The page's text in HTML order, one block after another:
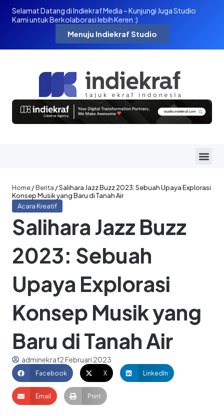
Selamat Datang di Indiekraf Media – Kunjungi Juga Studio
Kami untuk Berkolaborasi lebih Keren :)
Menuju Indiekraf Studio
Home/Berita /Salihara Jazz Buzz 2023: Sebuah Upaya Explorasi
Konsep Musik yang Baru di Tanah Air
Acara Kreatif
Salihara Jazz Buzz
2023: Sebuah
Upaya Explorasi
Konsep Musik yang
Baru di Tanah Air
adminekraf2 Februari 2023
Facebook X LinkedIn
Email Print